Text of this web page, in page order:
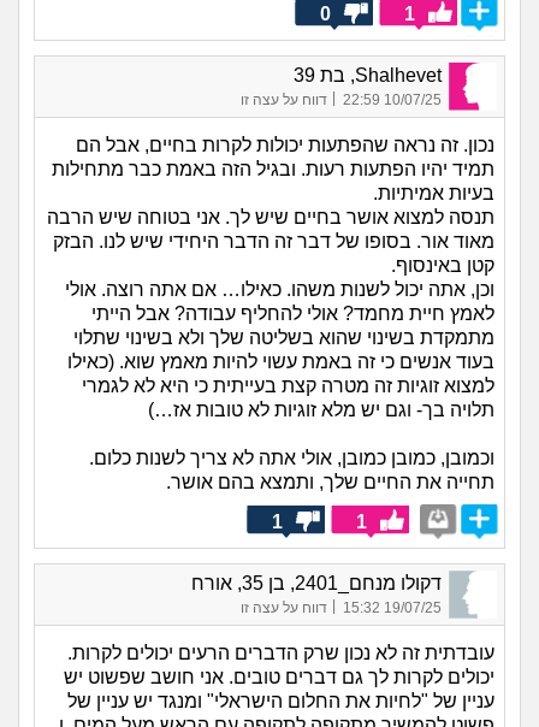
1
0
Shalhevet, בת 39
10/07/25 22:59 דווח על עצה זו
נכון. זה נראה שהפתעות יכולות לקרות בחיים, אבל הם
תמיד יהיו הפתעות רעות. ובגיל הזה באמת כבר מתחילות
בעיות אמיתיות.
תנסה למצוא אושר בחיים שיש לך. אני בטוחה שיש הרבה
מאוד אור. בסופו של דבר זה הדבר היחידי שיש לנו. הבזק
קטן באינסוף.
וכן, אתה יכול לשנות משהו. כאילו… אם אתה רוצה. אולי
לאמץ חיית מחמד? אולי להחליף עבודה? אבל הייתי
מתמקדת בשינוי שהוא בשליטה שלך ולא בשינוי שתלוי
בעוד אנשים כי זה באמת עשוי להיות מאמץ שוא. (כאילו
למצוא זוגיות זה מטרה קצת בעייתית כי היא לא לגמרי
תלויה בך- וגם יש מלא זוגיות לא טובות אז…)
וכמובן, כמובן כמובן, אולי אתה לא צריך לשנות כלום.
תחייה את החיים שלך, ותמצא בהם אושר.
1
1
דקולו מנחם_2401, בן 35, אורח
19/07/25 15:32 דווח על עצה זו
עובדתית זה לא נכון שרק הדברים הרעים יכולים לקרות.
יכולים לקרות לך גם דברים טובים. אני חושב שפשוט יש
עניין של "לחיות את החלום הישראלי" ומנגד יש עניין של